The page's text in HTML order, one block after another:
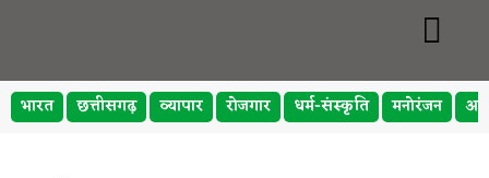
भारत छत्तीसगढ़ व्यापार रोजगार धर्म-संस्कृति मनोरंजन